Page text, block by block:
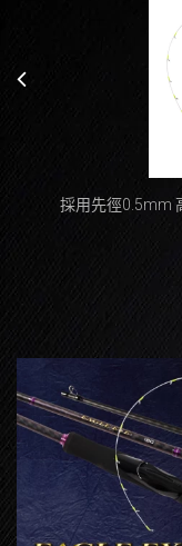
採用先徑0.5mm
採